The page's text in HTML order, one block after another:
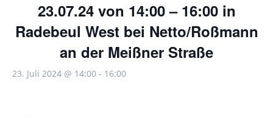
23.07.24 von 14:00 – 16:00 in
Radebeul West bei Netto/Roßmann
an der Meißner Straße
23. Juli 2024 @ 14:00 - 16:00